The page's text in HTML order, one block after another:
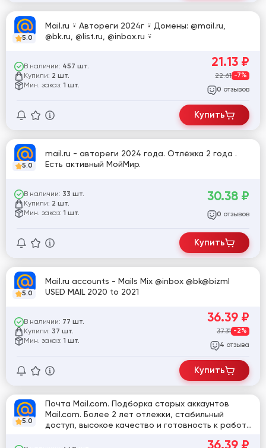
5.0
Mail.ru ⍣ Автореги 2024г ⍣ Домены: @mail.ru,
@bk.ru, @list.ru, @inbox.ru ⍣
В наличии: 457 шт.
Купили: 2 шт.
Мин. заказ: 1 шт.
21.13 ₽
22.61 -7%
0 отзывов
Купить
5.0
mail.ru - автореги 2024 года. Отлёжка 2 года .
Есть активный МойМир.
В наличии: 33 шт.
Купили: 2 шт.
Мин. заказ: 1 шт.
30.38 ₽
0 отзывов
Купить
5.0
Mail.ru accounts - Mails Mix @inbox @bk@bizml
USED MAIL 2020 to 2021
В наличии: 77 шт.
Купили: 37 шт.
Мин. заказ: 1 шт.
36.39 ₽
37.31 -2%
4 отзыва
Купить
5.0
Почта Mail.com. Подборка старых аккаунтов
Mail.com. Более 2 лет отлежки, стабильный
доступ, высокое качество и готовность к работе
36.39 ₽